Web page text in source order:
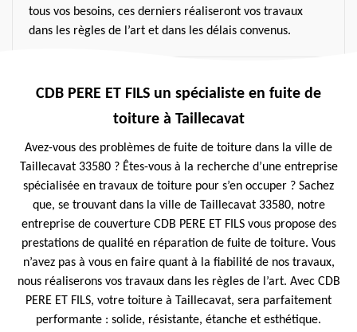
tous vos besoins, ces derniers réaliseront vos travaux
dans les règles de l’art et dans les délais convenus.
CDB PERE ET FILS un spécialiste en fuite de
toiture à Taillecavat
Avez-vous des problèmes de fuite de toiture dans la ville de
Taillecavat 33580 ? Êtes-vous à la recherche d’une entreprise
spécialisée en travaux de toiture pour s’en occuper ? Sachez
que, se trouvant dans la ville de Taillecavat 33580, notre
entreprise de couverture CDB PERE ET FILS vous propose des
prestations de qualité en réparation de fuite de toiture. Vous
n’avez pas à vous en faire quant à la fiabilité de nos travaux,
nous réaliserons vos travaux dans les règles de l’art. Avec CDB
PERE ET FILS, votre toiture à Taillecavat, sera parfaitement
performante : solide, résistante, étanche et esthétique.